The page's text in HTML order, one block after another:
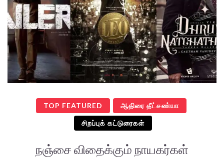
TOP FEATURED ஆதிரை தீட்சண்யா
சிறப்புக் கட்டுரைகள்
நஞ்சை விதைக்கும் நாயகர்கள்